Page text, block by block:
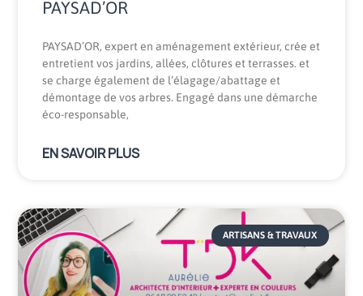
PAYSAD’OR
PAYSAD’OR, expert en aménagement extérieur, crée et
entretient vos jardins, allées, clôtures et terrasses. et
se charge également de l’élagage/abattage et
démontage de vos arbres. Engagé dans une démarche
éco-responsable,
EN SAVOIR PLUS
ARTISANS & TRAVAUX